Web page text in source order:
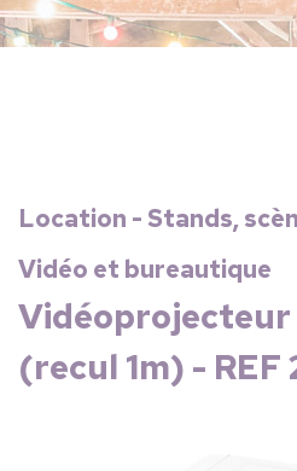
Location - Stands,
Vidéo et bureautique
(recul 1m) -